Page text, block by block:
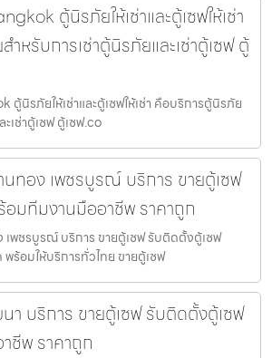
ตู้นิรภัยให้เช่าและตู้เซฟให้เช่า
หรับการเช่าตู้นิรภัยและเช่าตู้เซฟ ตู้
ตู้นิรภัยให้เช่าและตู้เซฟให้เช่า คือบริการตู้นิรภัย
เช่าตู้เซฟ ตู้เซฟ.co
นทอง เพชรบูรณ์ บริการ ขายตู้เซฟ
มทีมงานมืออาชีพ ราคาถูก
เพชรบูรณ์ บริการ ขายตู้เซฟ รับติดตั้งตู้เซฟ
ร้อมให้บริการทั่วไทย ขายตู้เซฟ
า บริการ ขายตู้เซฟ รับติดตั้งตู้เซฟ
ชีพ ราคาถูก